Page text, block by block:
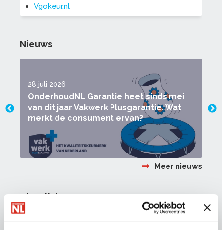
Vgokeur.nl
Nieuws
28 juli 2026
OnderhoudNL Garantie heet sinds mei
van dit jaar Vakwerk Plusgarantie. Wat
merkt de consument ervan?
Meer nieuws
Uitgelicht